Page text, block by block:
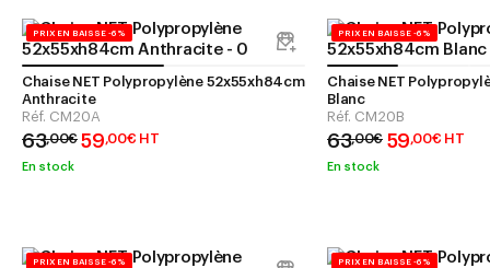
PRIX EN BAISSE -6%
Chaise NET Polypropylène 52x55xh84cm
Anthracite
Réf. CM20A
63,00€ 59,00€ HT
En stock
PRIX EN BAISSE -6%
Chaise NET
Blanc
Réf. CM20B
63,00€ 59,00€ HT
En stock
PRIX EN BAISSE -6% PRIX EN BAISSE -6%